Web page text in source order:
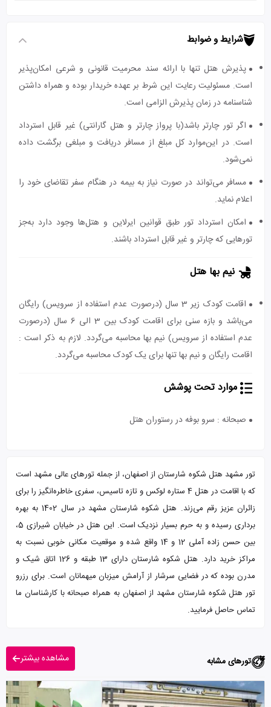
شرایط و ضوابط
پذیرش هتل تنها با ارائه سند محرمیت قانونی و شرعی امکان‌پذیر
است. مسئولیت رعایت این شرط بر عهده خریدار بوده و همراه داشتن
شناسنامه در زمان پذیرش الزامی است.
اگر تور چارتر باشد(با پرواز چارتر و هتل گارانتی) غیر قابل استرداد
است. در این‌موارد کل مبلغ از مسافر دریافت و مبلغی برگشت داده
نمی‌شود.
مسافر می‌تواند در صورت نیاز به بیمه در هنگام سفر تقاضای خود را
اعلام نماید.
امکان استرداد تور طبق قوانین ایرلاین و هتل‌ها وجود دارد به‌جز
تورهایی که چارتر و غیر قابل استرداد باشند.
نیم بها هتل
اقامت کودک زیر 3 سال (درصورت عدم استفاده از سرویس) رایگان
می‌باشد و بازه سنی برای اقامت کودک بین 3 الی 6 سال (درصورت
عدم استفاده از سرویس) نیم بها محاسبه می‌گردد. لازم به ذکر است :
اقامت رایگان و نیم بها تنها برای یک کودک محاسبه می‌گردد.
موارد تحت پوشش
صبحانه : سرو بوفه در رستوران هتل
تور مشهد هتل شکوه شارستان از اصفهان، از جمله تورهای عالی مشهد است
که با اقامت در هتل 4 ستاره لوکس و تازه تاسیس، سفری خاطره‌انگیز را برای
زائران عزیز رقم می‌زند. هتل شکوه شارستان مشهد در سال 1402 به بهره
برداری رسیده و به حرم بسیار نزدیک است. این هتل در خیابان شیرازی 5،
بین حسن زاده آملی 12 و 14 واقع شده و موقعیت مکانی خوبی نسبت به
مراکز خرید دارد. هتل شکوه شارستان دارای 13 طبقه و 126 اتاق شیک و
مدرن بوده که در فضایی سرشار از آرامش میزبان میهمانان است. برای رزرو
تور هتل شکوه شارستان مشهد از اصفهان به همراه صبحانه با کارشناسان ما
تماس حاصل فرمایید.
تورهای مشابه مشاهده بیشتر